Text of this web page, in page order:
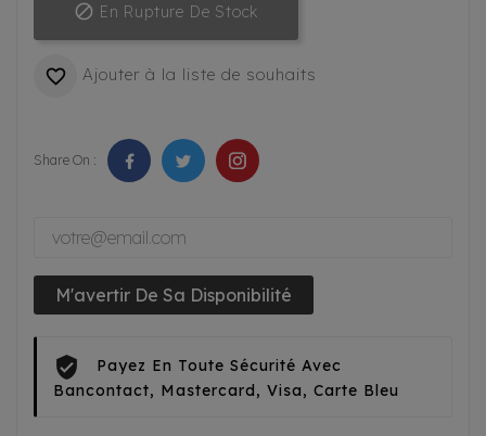
 En Rupture De Stock
 Ajouter à la liste de souhaits
Share On :
M'avertir De Sa Disponibilité
Payez En Toute Sécurité Avec
Bancontact, Mastercard, Visa, Carte Bleu